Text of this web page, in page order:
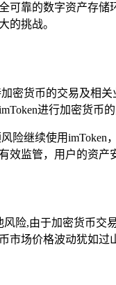
可靠的数字资产存
的挑战。
密货币的交易及相
进行加密货币
险继续使用
效监管，用户的资产
风险,由于加密货币
市场价格波动犹如过